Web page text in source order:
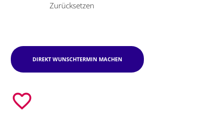
Zurücksetzen
DIREKT WUNSCHTERMIN MACHEN